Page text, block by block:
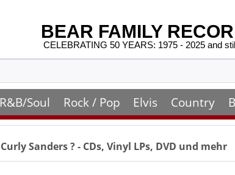
BEAR FAMILY
CELEBRATING 50 YEARS: 1975 - 2025 and
R&B/Soul Rock / Pop Elvis Country
Curly Sanders? - CDs, Vinyl LPs, DVD und mehr